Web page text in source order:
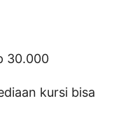
30.000
kursi bisa